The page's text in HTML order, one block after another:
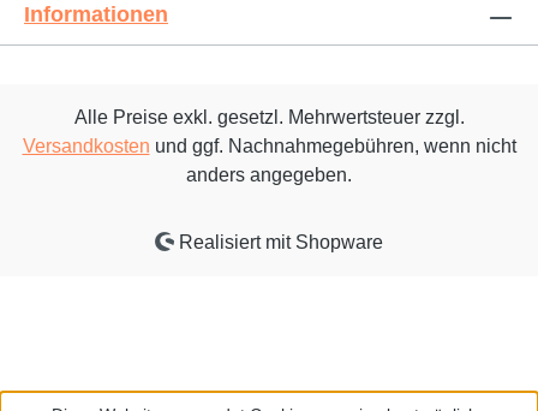
Informationen
Alle Preise exkl. gesetzl. Mehrwertsteuer zzgl.
Versandkosten und ggf. Nachnahmegebühren, wenn nicht
anders angegeben.
Realisiert mit Shopware